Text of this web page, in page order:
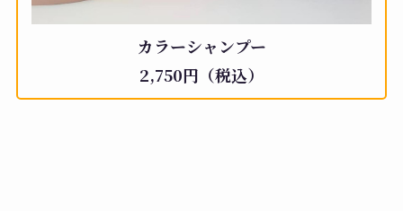
カラーシャンプー
2,750円（税込）